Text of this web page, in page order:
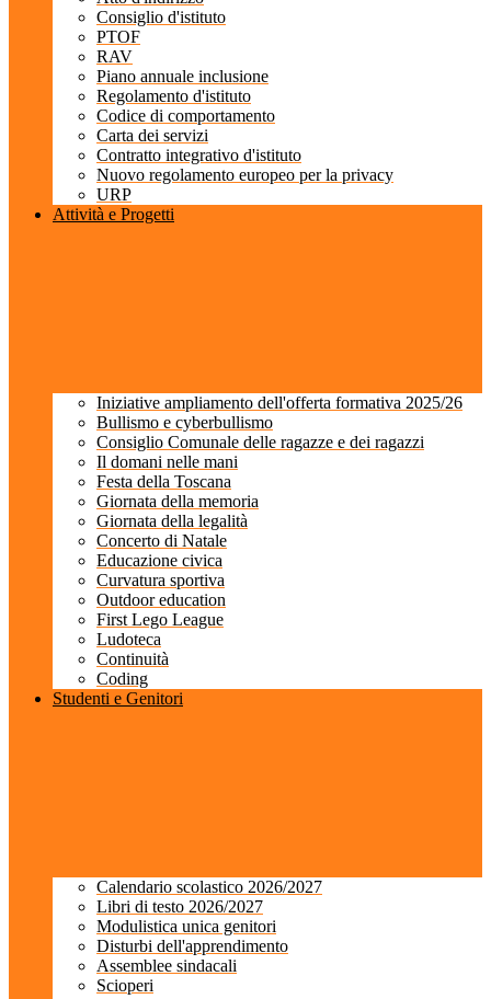
Consiglio d'istituto
PTOF
RAV
Piano annuale inclusione
Regolamento d'istituto
Codice di comportamento
Carta dei servizi
Contratto integrativo d'istituto
Nuovo regolamento europeo per la privacy
URP
Attività e Progetti
Iniziative ampliamento dell'offerta formativa 2025/26
Bullismo e cyberbullismo
Consiglio Comunale delle ragazze e dei ragazzi
Il domani nelle mani
Festa della Toscana
Giornata della memoria
Giornata della legalità
Concerto di Natale
Educazione civica
Curvatura sportiva
Outdoor education
First Lego League
Ludoteca
Continuità
Coding
Studenti e Genitori
Calendario scolastico 2026/2027
Libri di testo 2026/2027
Modulistica unica genitori
Disturbi dell'apprendimento
Assemblee sindacali
Scioperi